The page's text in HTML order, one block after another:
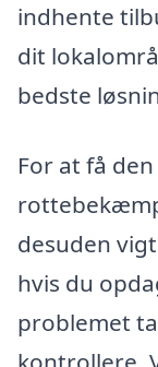
indhente
dit
bedste
For at få
desuden
hvis du
problemet